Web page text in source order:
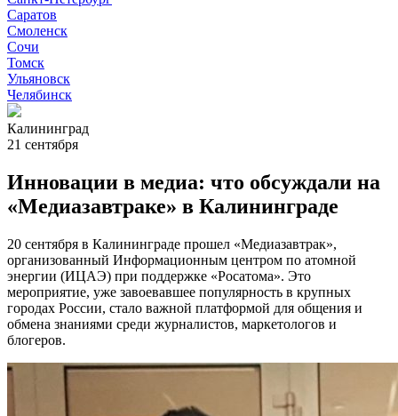
Саратов
Смоленск
Сочи
Томск
Ульяновск
Челябинск
Калининград
21 сентября
Инновации в медиа: что обсуждали на
«Медиазавтраке» в Калининграде
20 сентября в Калининграде прошел «Медиазавтрак»,
организованный Информационным центром по атомной
энергии (ИЦАЭ) при поддержке «Росатома». Это
мероприятие, уже завоевавшее популярность в крупных
городах России, стало важной платформой для общения и
обмена знаниями среди журналистов, маркетологов и
блогеров.